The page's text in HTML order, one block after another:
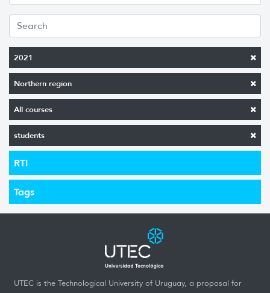
2021
Northern region
All courses
students
RTI
Tags
UTEC is the Technological University of Uruguay, a proposal for